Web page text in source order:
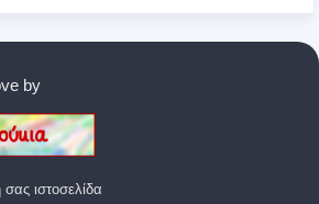
by
ιστοσελίδα